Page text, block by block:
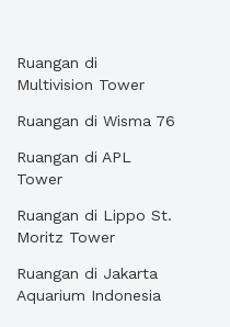
Ruangan di
Multivision Tower
Ruangan di Wisma 76
Ruangan di APL
Tower
Ruangan di Lippo St.
Moritz Tower
Ruangan di Jakarta
Aquarium Indonesia